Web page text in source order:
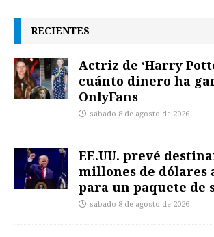
RECIENTES
Actriz de ‘Harry
cuánto dinero ha
OnlyFans
sábado 8 de agosto de 2026
EE.UU. prevé
millones de dólares
para un paquete de
sábado 8 de agosto de 2026